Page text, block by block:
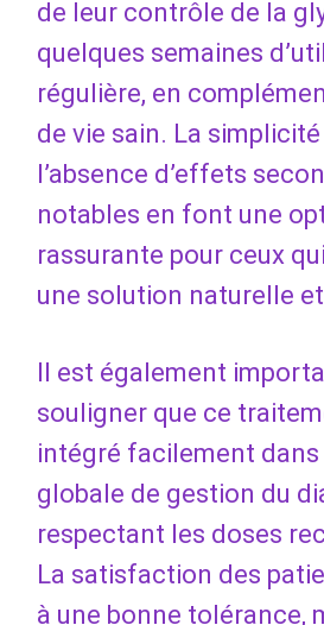
de leur contrôle de la
quelques semaines
régulière, en
de vie sain. La
l’absence d’effets
notables en font une
rassurante pour ceux
une solution naturelle
Il est également
souligner que ce
intégré facilement
globale de gestion du
respectant les doses
La satisfaction des
à une bonne tolérance,